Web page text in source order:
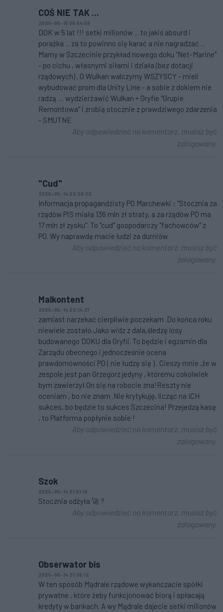
COŚ NIE TAK ...
2025-05-15 08:54:58
DOK w 5 lat !!! setki milionów ... to jakiś absurd i
porażka ... za to powinno się karać a nie nagradzać ...
Mamy w Szczecinie przykład nowego doku "Net-Marine"
- po cichu , własnymi siłami i działa (bez dotacji
rządowych) . O Wulkan walczymy WSZYSCY - mieli
wybudować prom dla Unity Line - a sobie z dokiem nie
radzą .... wydzierżawić Wulkan + Gryfie "Grupie
Remontowa" i zrobią stocznie z prawdziwego zdarzenia
- SMUTNE
Aby odpowiedzieć na komentarz, musisz być
zalogowany.
"Cud"
2025-05-14 22:58:32
Informacja propagandzisty PO Marchewki : "Stocznia za
rządów PiS miała 136 mln zł straty, a za rządów PO ma
17 mln zł zysku". To "cud" gospodarczy "fachowców" z
PO. Wy naprawdę macie ludzi za durniów.
Aby odpowiedzieć na komentarz, musisz być
zalogowany.
Malkontent
2025-05-14 22:14:37
zamiast narzekać cierpliwie poczekam .Do końca roku
niewiele zostało.Jako widz z dala,śledzę losy
budowanego DOKU dla Gryfii. To będzie i egzamin dla
Zarządu obecnego i jednocześnie ocena
prawdomówności PO ( nie łudzę się ) . Cieszy mnie ,że w
zespole jest pan Grzegorz jedyny , któremu cokolwiek
bym zawierzył.On się na robocie zna!Reszty nie
oceniam , bo nie znam .Nie krytykuję, licząc na ICH
sukces, bo będzie to sukces Szczecina! Przejedzą kasę
, to Platforma popłynie sobie !
Aby odpowiedzieć na komentarz, musisz być
zalogowany.
Szok
2025-05-14 21:51:15
Stocznia odżyła 🚀 ?
Aby odpowiedzieć na komentarz, musisz być
zalogowany.
Obserwator bis
2025-05-14 21:36:12
W ten sposób Mądrale rządowe wykańczacie spółki
prywatne , które żeby funkcjonować biorą i spłacają
kredyty w bankach. A wy Mądrale dajecie setki milionów